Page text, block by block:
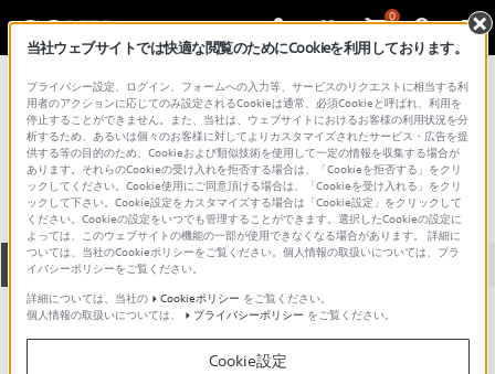
0
総合サポート・お問い合わせ プロフェッショナル／業務用
HDIS-3500F
全て ダウンロード 取扱説明書 Q&A
ダウンロード
当社ウェブサイトでは快適な閲覧のためにCookieを利用しております。
プライバシー設定、ログイン、フォームへの入力等、サービスのリクエストに相当する利
用者のアクションに応じてのみ設定されるCookieは通常、必須Cookieと呼ばれ、利用を
停止することができません。また、当社は、ウェブサイトにおけるお客様の利用状況を分
析するため、あるいは個々のお客様に対してよりカスタマイズされたサービス・広告を提
供する等の目的のため、Cookieおよび類似技術を使用して一定の情報を収集する場合が
あります。それらのCookieの受け入れを拒否する場合は、「Cookieを拒否する」をクリ
ックしてください。Cookie使用にご同意頂ける場合は、「Cookieを受け入れる」をクリ
ックして下さい。Cookie設定をカスタマイズする場合は「Cookie設定」をクリックして
ください。Cookieの設定をいつでも管理することができます。選択したCookieの設定に
よっては、このウェブサイトの機能の一部が使用できなくなる場合があります。 詳細に
ついては、当社のCookieポリシーをご覧ください。個人情報の取扱いについては、プラ
イバシーポリシーをご覧ください。
詳細については、当社の
Cookieポリシー をご覧ください。
個人情報の取扱いについては、
プライバシーポリシー をご覧ください。
Cookie設定